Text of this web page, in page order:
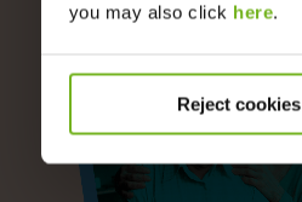
you may also click here.
Reject cookies